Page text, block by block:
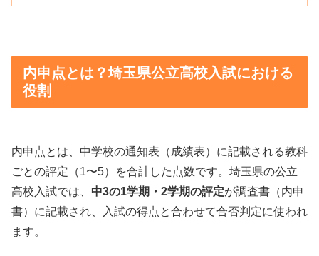
内申点とは？埼玉県公立高校入試における
役割
内申点とは、中学校の通知表（成績表）に記載される教科
ごとの評定（1〜5）を合計した点数です。埼玉県の公立
高校入試では、 中3の1学期・2学期の評定が調査書（内申
書）に記載され、入試の得点と合わせて合否判定に使われ
ます。